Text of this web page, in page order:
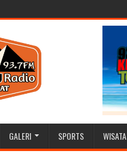
GALERI SPORTS